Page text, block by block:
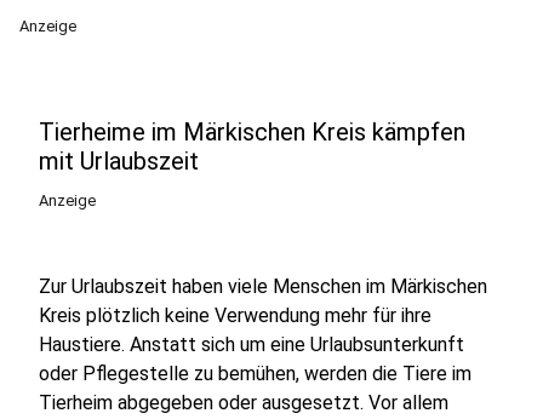
Anzeige
Tierheime im Märkischen Kreis kämpfen
mit Urlaubszeit
Anzeige
Zur Urlaubszeit haben viele Menschen im Märkischen
Kreis plötzlich keine Verwendung mehr für ihre
Haustiere. Anstatt sich um eine Urlaubsunterkunft
oder Pflegestelle zu bemühen, werden die Tiere im
Tierheim abgegeben oder ausgesetzt. Vor allem